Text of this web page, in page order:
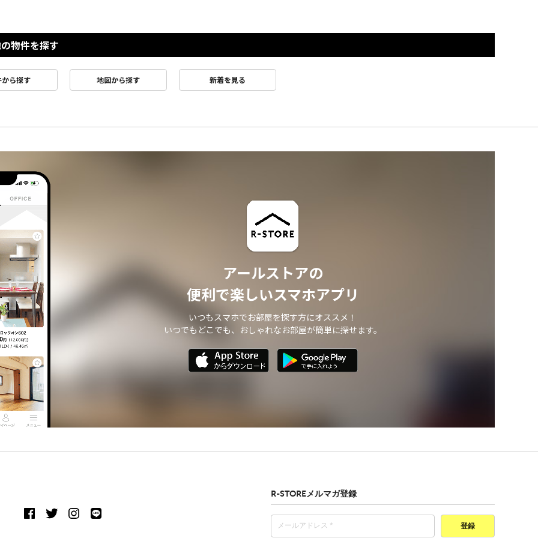
物件を探す
から探す 地図から探す 新着を見る
アールストアの
便利で楽しいスマホアプリ
いつもスマホでお部屋を探す方にオススメ！
いつでもどこでも、おしゃれなお部屋が簡単に探せます。
R-STOREメルマガ登録
登録